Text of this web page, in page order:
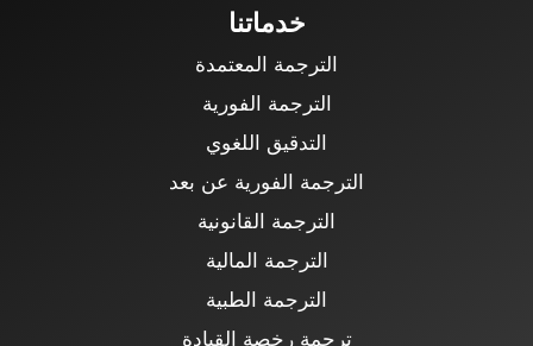
خدماتنا
الترجمة المعتمدة
الترجمة الفورية
التدقيق اللغوي
الترجمة الفورية عن بعد
الترجمة القانونية
الترجمة المالية
الترجمة الطبية
ترجمة رخصة القيادة